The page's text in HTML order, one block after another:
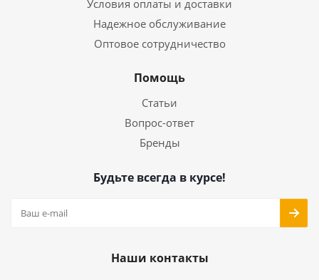
Условия оплаты и доставки
Надежное обслуживание
Оптовое сотрудничество
Помощь
Статьи
Вопрос-ответ
Бренды
Будьте всегда в курсе!
Наши контакты